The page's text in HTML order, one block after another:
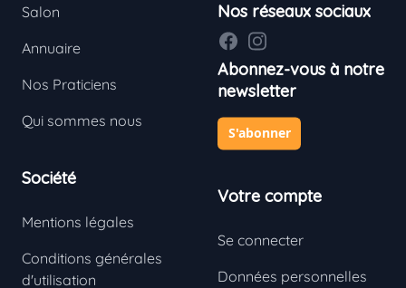
Salon
Annuaire
Nos Praticiens
Qui sommes nous
Société
Mentions légales
Conditions générales
d'utilisation
Nos réseaux sociaux
FacebookInstagram
Abonnez-vous à notre
newsletter
S'abonner
Votre compte
Se connecter
Données personnelles